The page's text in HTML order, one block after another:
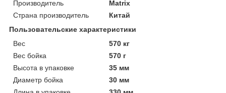
Производитель
Matrix
Страна производитель
Китай
Пользовательские характеристики
Вес
570 кг
Вес бойка
570 г
Высота в упаковке
35 мм
Диаметр бойка
30 мм